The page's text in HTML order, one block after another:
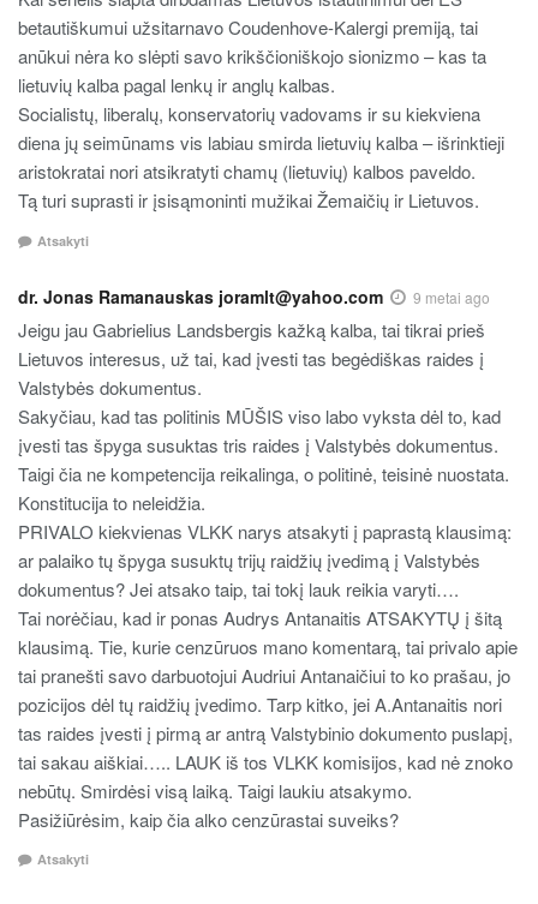
betautiškumui užsitarnavo Coudenhove-Kalergi premiją, tai
anūkui nėra ko slėpti savo krikščioniškojo sionizmo – kas ta
lietuvių kalba pagal lenkų ir anglų kalbas.
Socialistų, liberalų, konservatorių vadovams ir su kiekviena
diena jų seimūnams vis labiau smirda lietuvių kalba – išrinktieji
aristokratai nori atsikratyti chamų (lietuvių) kalbos paveldo.
Tą turi suprasti ir įsisąmoninti mužikai Žemaičių ir Lietuvos.
Atsakyti
dr. Jonas Ramanauskas joramlt@yahoo.com 9 metai ago
Jeigu jau Gabrielius Landsbergis kažką kalba, tai tikrai prieš
Lietuvos interesus, už tai, kad įvesti tas begėdiškas raides į
Valstybės dokumentus.
Sakyčiau, kad tas politinis MŪŠIS viso labo vyksta dėl to, kad
įvesti tas špyga susuktas tris raides į Valstybės dokumentus.
Taigi čia ne kompetencija reikalinga, o politinė, teisinė nuostata.
Konstitucija to neleidžia.
PRIVALO kiekvienas VLKK narys atsakyti į paprastą klausimą:
ar palaiko tų špyga susuktų trijų raidžių įvedimą į Valstybės
dokumentus? Jei atsako taip, tai tokį lauk reikia varyti….
Tai norėčiau, kad ir ponas Audrys Antanaitis ATSAKYTŲ į šitą
klausimą. Tie, kurie cenzūruos mano komentarą, tai privalo apie
tai pranešti savo darbuotojui Audriui Antanaičiui to ko prašau, jo
pozicijos dėl tų raidžių įvedimo. Tarp kitko, jei A.Antanaitis nori
tas raides įvesti į pirmą ar antrą Valstybinio dokumento puslapį,
tai sakau aiškiai….. LAUK iš tos VLKK komisijos, kad nė znoko
nebūtų. Smirdėsi visą laiką. Taigi laukiu atsakymo.
Pasižiūrėsim, kaip čia alko cenzūrastai suveiks?
Atsakyti